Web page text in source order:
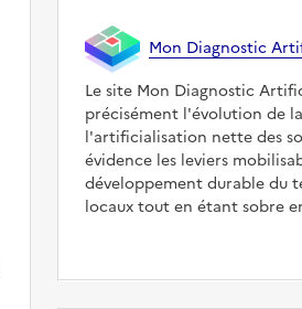
Mon Diagnostic
Le site Mon Diagnostic
précisément l'évolution de
l'artificialisation nette des
évidence les leviers
développement durable du
locaux tout en étant sobre